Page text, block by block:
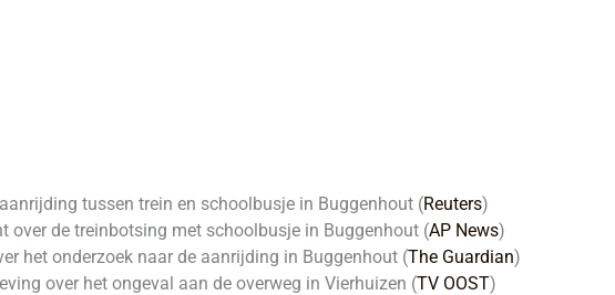
tussen trein en schoolbusje in Buggenhout (Reuters)
over de treinbotsing met schoolbusje in Buggenhout (AP News)
het onderzoek naar de aanrijding in Buggenhout (The Guardian)
over het ongeval aan de overweg in Vierhuizen (TV OOST)